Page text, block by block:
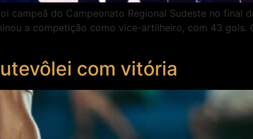
campeã do Campeonato Regional Sudeste no final
a competição como vice-artilheiro, com 43 gols.
com vitória